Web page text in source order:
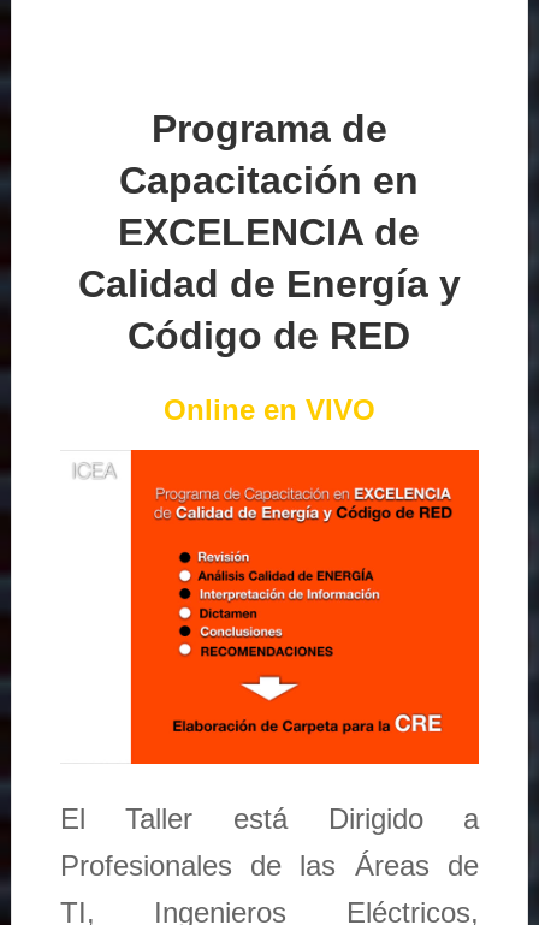
Programa de
Capacitación en
EXCELENCIA de
Calidad de Energía y
Código de RED
Online en VIVO
El Taller está Dirigido a
Profesionales de las Áreas de
TI, Ingenieros Eléctricos,